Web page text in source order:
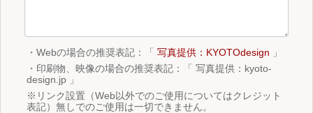
・Webの場合の推奨表記：「 写真提供：KYOTOdesign 」
・印刷物、映像の場合の推奨表記：「 写真提供：kyoto-
design.jp 」
※リンク設置（Web以外でのご使用についてはクレジット
表記）無しでのご使用は一切できません。